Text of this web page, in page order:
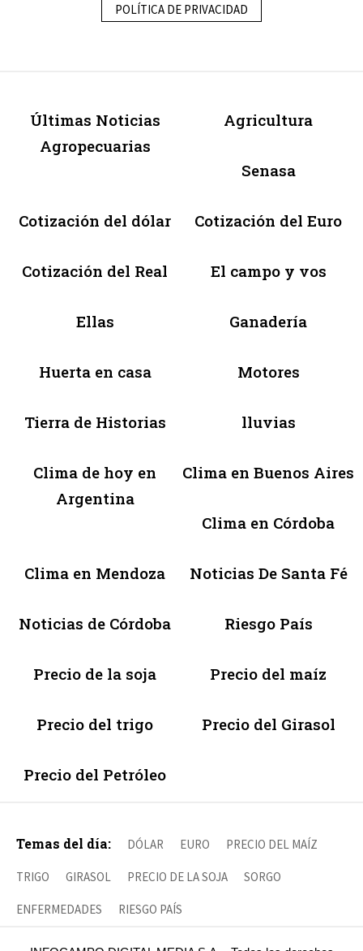
POLÍTICA DE PRIVACIDAD
Últimas Noticias
Agropecuarias
Agricultura
Senasa
Cotización del dólar Cotización del Euro
Cotización del Real El campo y vos
Ellas Ganadería
Huerta en casa Motores
Tierra de Historias lluvias
Clima de hoy en
Argentina
Clima en Buenos Aires
Clima en Córdoba
Clima en Mendoza Noticias De Santa Fé
Noticias de Córdoba Riesgo País
Precio de la soja Precio del maíz
Precio del trigo Precio del Girasol
Precio del Petróleo
Temas del día: DÓLAR EURO PRECIO DEL MAÍZ
TRIGO GIRASOL PRECIO DE LA SOJA SORGO
ENFERMEDADES RIESGO PAÍS